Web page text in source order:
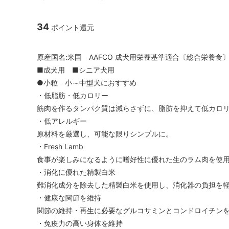
34 ポイント還元
原産国名:米国 AAFCO 成犬用栄養基準適合〔総合栄養食〕
■成犬用 ■シニア犬用
●小粒 小～中型犬におすすめ
・低脂肪・低カロリー
筋肉を作るタンパク質は減らさずに、脂肪を抑えて低カロリ
・低アレルギー
原材料を厳選し、可能な限りシンプルに。
・Fresh Lamb
食事が楽しみになるように嗜好性に優れた生のラム肉を使用
・消化に優れた精製白米
難消化成分を除去した精製白米を使用し、消化器の負担を軽
・健康な関節を維持
関節の維持・再生に必要なグルコサミンとコンドロイチンを
・免疫力の高い身体を維持